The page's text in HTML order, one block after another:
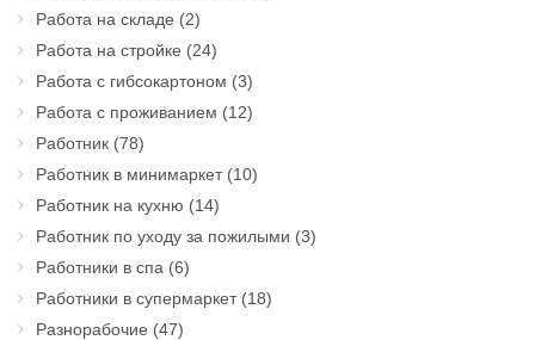
Работа на складе (2)
Работа на стройке (24)
Работа с гибсокартоном (3)
Работа с проживанием (12)
Работник (78)
Работник в минимаркет(10)
Работник на кухню (14)
Работник по уходу за пожилыми (3)
Работники в спа (6)
Работники в супермаркет(18)
Разнорабочие (47)